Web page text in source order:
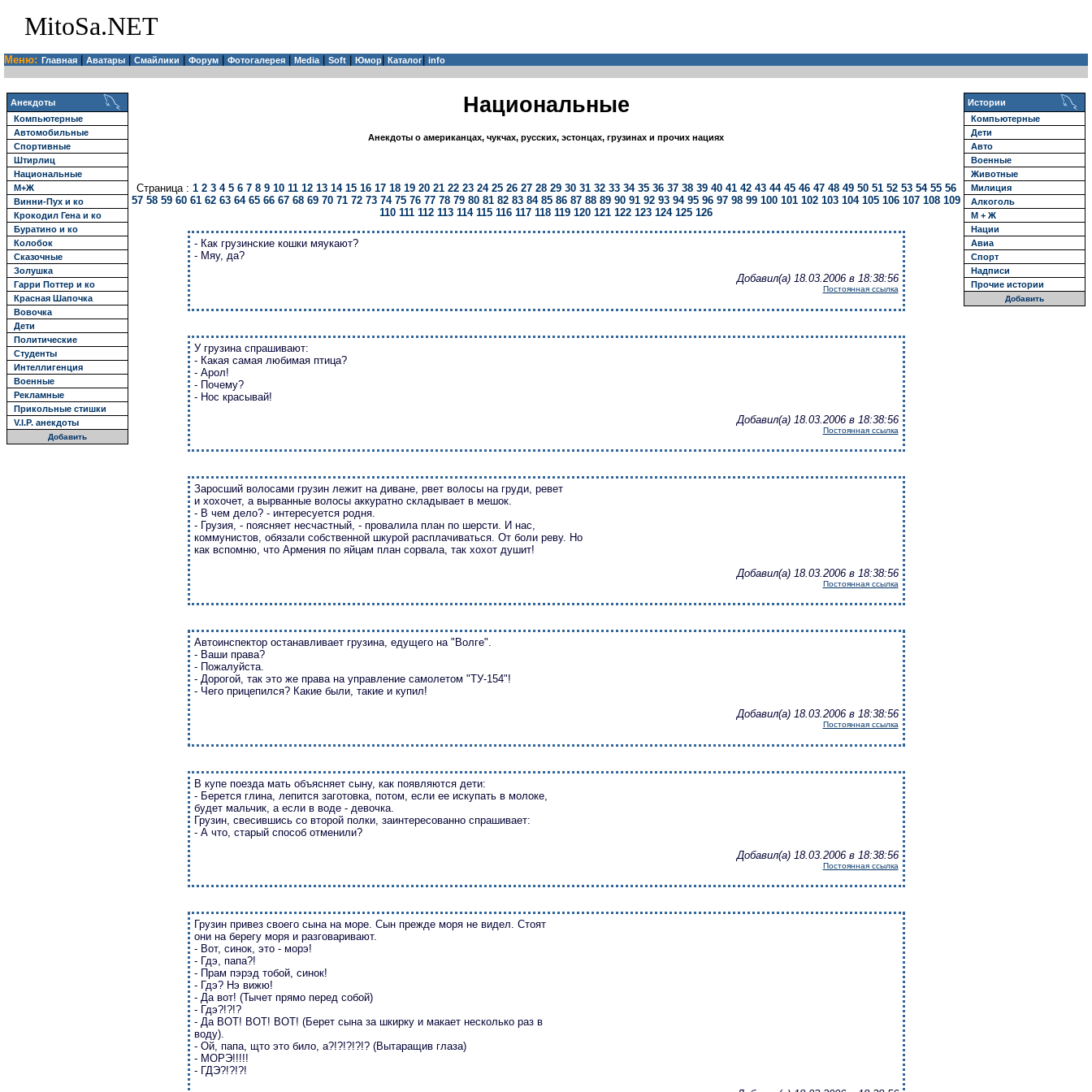
MitoSa.NET
Меню: Главная Аватары Смайлики Форум Фотогалерея Media| Soft Юмор Каталог info
Анекдоты
Компьютерные
Автомобильные
Спортивные
Штирлиц
Национальные
М+Ж
Винни-Пух и ко
Крокодил Гена и ко
Буратино и ко
Колобок
Сказочные
Золушка
Гарри Поттер и ко
Красная Шапочка
Вовочка
Дети
Политические
Студенты
Интеллигенция
Военные
Рекламные
Прикольные стишки
V.I.P. анекдоты
Добавить
Национальные
Анекдоты о американцах, чукчах, русских, эстонцах, грузинах и прочих нациях
Страница : 1 2 3 4 5 6 7 8 9 10 11 12 13 14 15 16 17 18 19 20 21 22 23 24 25 26 27 28 29 30 31 32 33 34 35 36 37 38 39 40 41 42 43 44 45 46 47 48 49 50 51 52 53 54 55 56
57 58 59 60 61 62 63 64 65 66 67 68 69 70 71 72 73 74 75 76 77 78 79 80 81 82 83 84 85 86 87 88 89 90 91 92 93 94 95 96 97 98 99 100 101 102 103 104 105 106 107 108 109
110 111 112 113 114 115 116 117 118 119 120 121 122 123 124 125 126
- Как грузинские кошки мяукают?
- Мяу, да?
Добавил(а) 18.03.2006 в 18:38:56
Постоянная ссылка
У грузина спрашивают:
- Какая самая любимая птица?
- Арол!
- Почему?
- Нос красывай!
Добавил(а) 18.03.2006 в 18:38:56
Постоянная ссылка
Заросший волосами грузин лежит на диване, рвет волосы на груди, ревет
и хохочет, а вырванные волосы аккуратно складывает в мешок.
- В чем дело? - интересуется родня.
- Грузия, - поясняет несчастный, - провалила план по шерсти. И нас,
коммунистов, обязали собственной шкурой расплачиваться. От боли реву. Но
как вспомню, что Армения по яйцам план сорвала, так хохот душит!
Добавил(а) 18.03.2006 в 18:38:56
Постоянная ссылка
Автоинспектор останавливает грузина, едущего на "Волге".
- Ваши права?
- Пожалуйста.
- Дорогой, так это же права на управление самолетом "ТУ-154"!
- Чего прицепился? Какие были, такие и купил!
Добавил(а) 18.03.2006 в 18:38:56
Постоянная ссылка
В купе поезда мать объясняет сыну, как появляются дети:
- Берется глина, лепится заготовка, потом, если ее искупать в молоке,
будет мальчик, а если в воде - девочка.
Грузин, свесившись со второй полки, заинтересованно спрашивает:
- А что, старый способ отменили?
Добавил(а) 18.03.2006 в 18:38:56
Постоянная ссылка
Грузин привез своего сына на море. Сын прежде моря не видел. Стоят
они на берегу моря и разговаривают.
- Вот, синок, это - моpэ!
- Гдэ, папа?!
- Пpам пэpэд тобой, синок!
- Гдэ? Hэ вижю!
- Да вот! (Тычет пpямо пеpед собой)
- Гдэ?!?!?
- Да ВОТ! ВОТ! ВОТ! (Беpет сына за шкирку и макает несколько pаз в
воду).
- Ой, папа, щто это било, а?!?!?!?!? (Вытаpащив глаза)
- МОРЭ!!!!!
- ГДЭ?!?!?!
Истории
Компьютерные
Дети
Авто
Военные
Животные
Милиция
Алкоголь
М + Ж
Нации
Авиа
Спорт
Надписи
Прочие истории
Добавить